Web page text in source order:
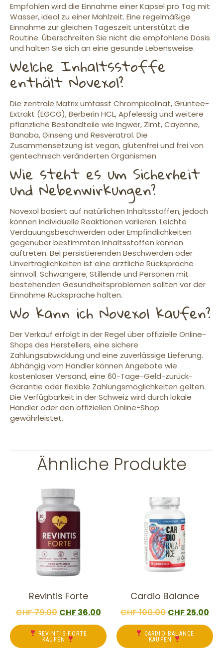
Empfohlen wird die Einnahme einer Kapsel pro Tag mit
Wasser, ideal zu einer Mahlzeit. Eine regelmäßige
Einnahme zur gleichen Tageszeit unterstützt die
Routine. Überschreiten Sie nicht die empfohlene Dosis
und halten Sie sich an eine gesunde Lebensweise.
Welche Inhaltsstoffe
enthält Novexol?
Die zentrale Matrix umfasst Chrompicolinat, Grüntee-
Extrakt (EGCG), Berberin HCL, Apfelessig und weitere
pflanzliche Bestandteile wie Ingwer, Zimt, Cayenne,
Banaba, Ginseng und Resveratrol. Die
Zusammensetzung ist vegan, glutenfrei und frei von
gentechnisch veränderten Organismen.
Wie steht es um Sicherheit
und Nebenwirkungen?
Novexol basiert auf natürlichen Inhaltsstoffen, jedoch
können individuelle Reaktionen variieren. Leichte
Verdauungsbeschwerden oder Empfindlichkeiten
gegenüber bestimmten Inhaltsstoffen können
auftreten. Bei persistierenden Beschwerden oder
Unverträglichkeiten ist eine ärztliche Rücksprache
sinnvoll. Schwangere, Stillende und Personen mit
bestehenden Gesundheitsproblemen sollten vor der
Einnahme Rücksprache halten.
Wo kann ich Novexol kaufen?
Der Verkauf erfolgt in der Regel über offizielle Online-
Shops des Herstellers, eine sichere
Zahlungsabwicklung und eine zuverlässige Lieferung.
Abhängig vom Händler können Angebote wie
kostenloser Versand, eine 60-Tage-Geld-zurück-
Garantie oder flexible Zahlungsmöglichkeiten gelten.
Die Verfügbarkeit in der Schweiz wird durch lokale
Händler oder den offiziellen Online-Shop
gewährleistet.
Ähnliche Produkte
Revintis Forte
CHF79.00 CHF36.00
REVINTIS FORTE
KAUFEN
Cardio Balance
CHF100.00 CHF25.00
CARDIO BALANCE
KAUFEN